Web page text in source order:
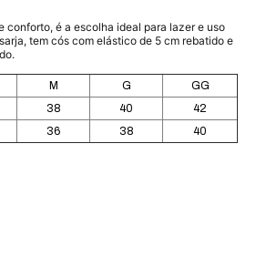
conforto, é a escolha ideal para lazer e uso
tem cós com elástico de 5 cm rebatido e
M G
GG
38 40
42
36 38 40